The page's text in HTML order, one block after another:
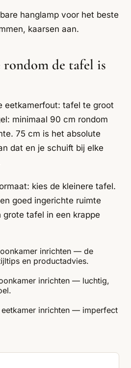
hanglamp voor het beste
kaarsen aan.
de tafel is
eetkamerfout: tafel te groot
minimaal 90 cm rondom
75 cm is het absolute
dat en je schuift bij elke
kies de kleinere tafel.
goed ingerichte ruimte
tafel in een krappe
inrichten — de
en productadvies.
inrichten — luchtig,
.
inrichten — imperfect